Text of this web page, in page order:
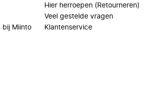
bij Miinto
Hier herroepen (Retourneren)
Veel gestelde vragen
Klantenservice